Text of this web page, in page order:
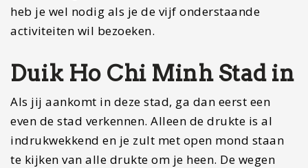
heb je wel nodig als je de vijf onderstaande
activiteiten wil bezoeken.
Duik Ho Chi Minh Stad in
Als jij aankomt in deze stad, ga dan eerst een
even de stad verkennen. Alleen de drukte is al
indrukwekkend en je zult met open mond staan
te kijken van alle drukte om je heen. De wegen